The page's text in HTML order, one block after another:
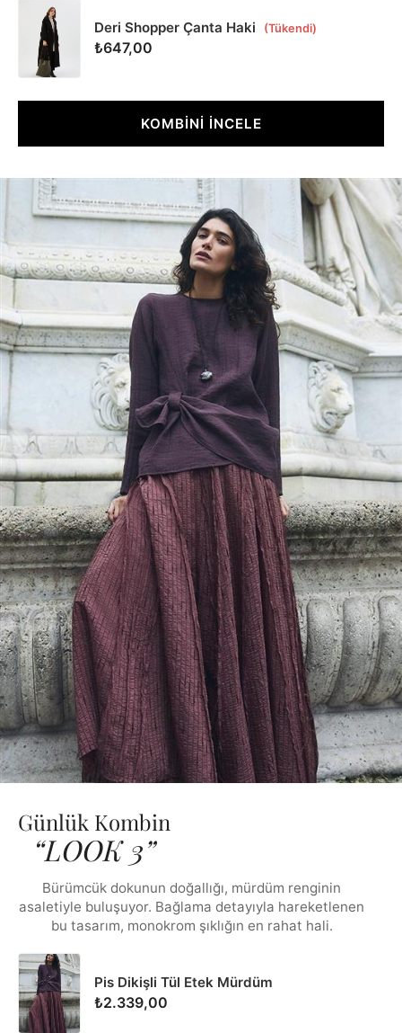
Deri Shopper Çanta Haki (Tükendi)
₺647,00
KOMBİNİ İNCELE
Günlük Kombin
“LOOK 3”
Bürümcük dokunun doğallığı, mürdüm renginin
asaletiyle buluşuyor. Bağlama detayıyla hareketlenen
bu tasarım, monokrom şıklığın en rahat hali.
Pis Dikişli Tül Etek Mürdüm
₺2.339,00